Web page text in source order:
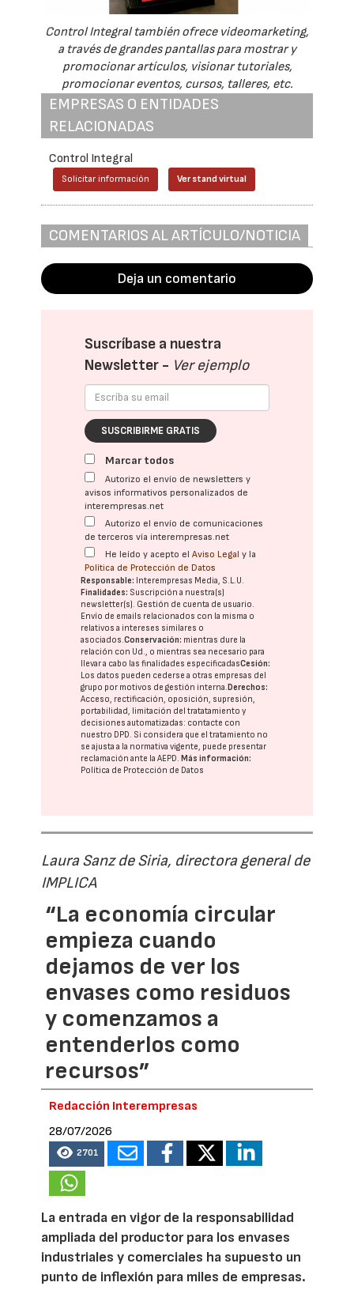
Control Integral también ofrece videomarketing,
a través de grandes pantallas para mostrar y
promocionar artículos, visionar tutoriales,
promocionar eventos, cursos, talleres, etc.
EMPRESAS O ENTIDADES
RELACIONADAS
Control Integral
Solicitar información Ver stand virtual
COMENTARIOS AL ARTÍCULO/NOTICIA
Deja un comentario
Suscríbase a nuestra
Newsletter - Ver ejemplo
SUSCRIBIRME GRATIS
Marcar todos
Autorizo el envío de newsletters y
avisos informativos personalizados de
interempresas.net
Autorizo el envío de comunicaciones
de terceros vía interempresas.net
He leído y acepto elAviso Legal y la
Política de Protección de Datos
Responsable: Interempresas Media, S.L.U.
Finalidades: Suscripción a nuestra(s)
newsletter(s). Gestión de cuenta de usuario.
Envío de emails relacionados con la misma o
relativos a intereses similares o
asociados.Conservación: mientras dure la
relación con Ud., o mientras sea necesario para
llevar a cabo las finalidades especificadasCesión:
Los datos pueden cederse a otras empresas del
grupo por motivos de gestión interna.Derechos:
Acceso, rectificación, oposición, supresión,
portabilidad, limitación del tratatamiento y
decisiones automatizadas: contacte con
nuestro DPD. Si considera que el tratamiento no
se ajusta a la normativa vigente, puede presentar
reclamación ante laAEPD.Más información:
Política de Protección de Datos
Laura Sanz de Siria, directora general de
IMPLICA
“La economía circular
empieza cuando
dejamos de ver los
envases como residuos
y comenzamos a
entenderlos como
recursos”
Redacción Interempresas
28/07/2026
2701
La entrada en vigor de la responsabilidad
ampliada del productor para los envases
industriales y comerciales ha supuesto un
punto de inflexión para miles de empresas.